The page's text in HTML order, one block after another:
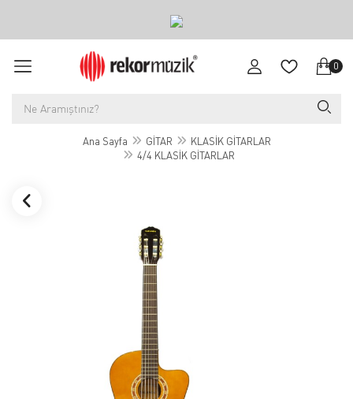
0
Ana Sayfa GİTAR
KLASİK GİTARLAR
4/4 KLASİK GİTARLAR